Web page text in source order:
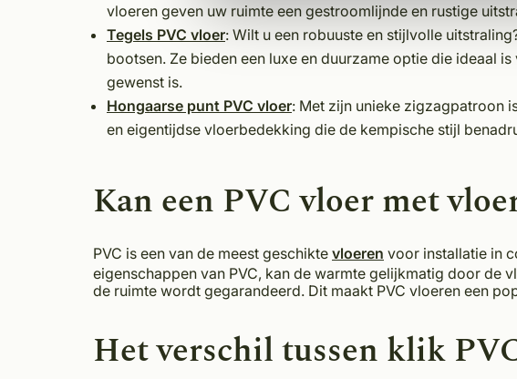
vloeren geven uw ruimte een gestroomlijnde en rustige
Tegels PVC vloer: Wilt u een robuuste en stijlvolle
bootsen. Ze bieden een luxe en duurzame optie die ideaal
gewenst is.
Hongaarse punt PVC vloer: Met zijn unieke zigzagpatroon
en eigentijdse vloerbedekking die de kempische stijl
Kan een PVC vloer met
PVC is een van de meest geschikte vloeren voor installatie in
eigenschappen van PVC, kan de warmte gelijkmatig door
de ruimte wordt gegarandeerd. Dit maakt PVC vloeren een
Het verschil tussen klik